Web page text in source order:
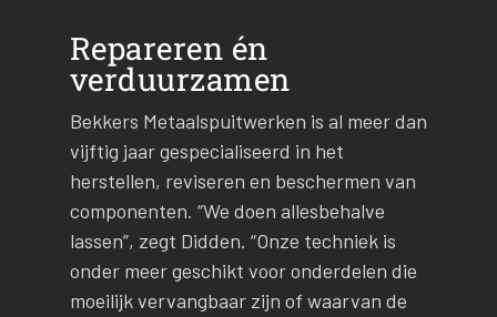
Repareren én
verduurzamen
Bekkers Metaalspuitwerken is al meer dan
vijftig jaar gespecialiseerd in het
herstellen, reviseren en beschermen van
componenten. “We doen allesbehalve
lassen”, zegt Didden. “Onze techniek is
onder meer geschikt voor onderdelen die
moeilijk vervangbaar zijn of waarvan de